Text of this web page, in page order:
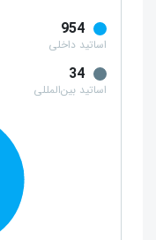
954
اساتید داخلی
34
اساتید بین‌المللی